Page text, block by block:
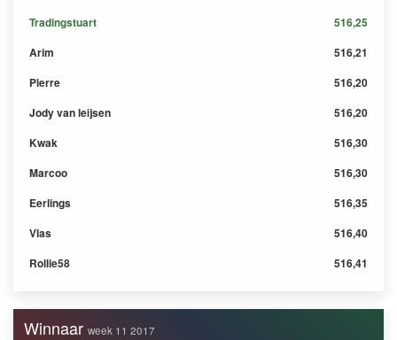
Tradingstuart
516,25
Arim
516,21
Pierre
516,20
Jody van leijsen
516,20
Kwak
516,30
Marcoo
516,30
Eerlings
516,35
Vlas
516,40
Rollie58
516,41
Winnaar week 11 2017